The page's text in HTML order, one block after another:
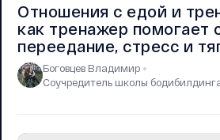
Отношения с едой и
как тренажер помогает
переедание, стресс и
Боговцев Владимир
Соучредитель школы